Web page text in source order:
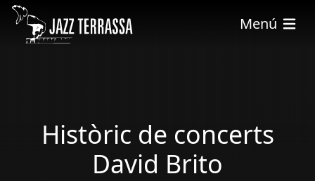
Pasar al contenido principal
Menú
Històric de concerts
David Brito